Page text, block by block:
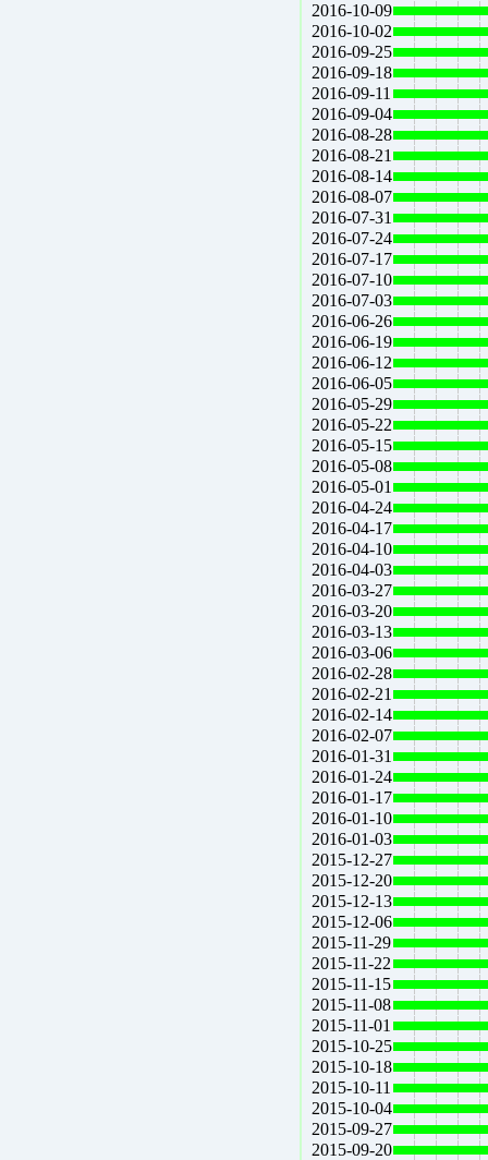
2016-10-09
2016-10-02
2016-09-25
2016-09-18
2016-09-11
2016-09-04
2016-08-28
2016-08-21
2016-08-14
2016-08-07
2016-07-31
2016-07-24
2016-07-17
2016-07-10
2016-07-03
2016-06-26
2016-06-19
2016-06-12
2016-06-05
2016-05-29
2016-05-22
2016-05-15
2016-05-08
2016-05-01
2016-04-24
2016-04-17
2016-04-10
2016-04-03
2016-03-27
2016-03-20
2016-03-13
2016-03-06
2016-02-28
2016-02-21
2016-02-14
2016-02-07
2016-01-31
2016-01-24
2016-01-17
2016-01-10
2016-01-03
2015-12-27
2015-12-20
2015-12-13
2015-12-06
2015-11-29
2015-11-22
2015-11-15
2015-11-08
2015-11-01
2015-10-25
2015-10-18
2015-10-11
2015-10-04
2015-09-27
2015-09-20